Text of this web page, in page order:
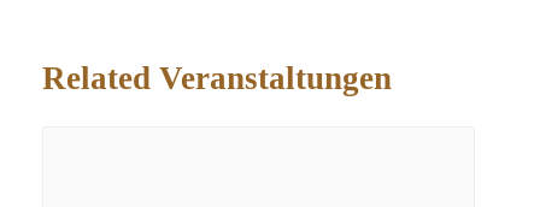
Related Veranstaltungen